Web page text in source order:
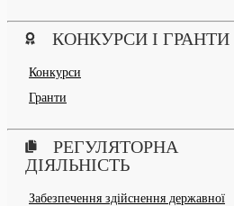
КОНКУРСИ І ГРАНТИ
Конкурси
Гранти
РЕГУЛЯТОРНА
ДІЯЛЬНІСТЬ
Забезпечення здійснення державної